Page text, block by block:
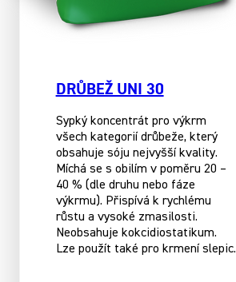
DRŮBEŽ UNI 30
Sypký koncentrát pro výkrm
všech kategorií drůbeže, který
obsahuje sóju nejvyšší kvality.
Míchá se s obilím v poměru 20 –
40 % (dle druhu nebo fáze
výkrmu). Přispívá k rychlému
růstu a vysoké zmasilosti.
Neobsahuje kokcidiostatikum.
Lze použít také pro krmení slepic.